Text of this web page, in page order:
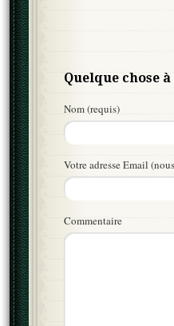
Quelque chose
Nom (requis)
Votre adresse Email
Commentaire